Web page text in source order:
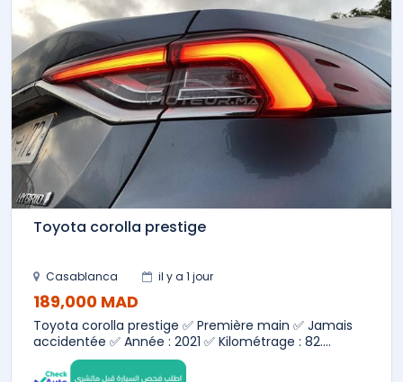
Toyota corolla prestige
Casablanca il y a 1 jour
189,000 MAD
Toyota corolla prestige ✅ Première main ✅ Jamais
accidentée ✅ Année : 2021 ✅ Kilométrage : 82....